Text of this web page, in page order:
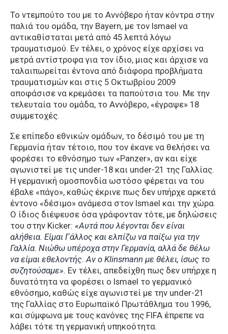
Το ντεμπούτο του με το Αννόβερο ήταν κόντρα στην
παλιά του ομάδα, την Bayern, με τον Ismael να
αντικαθίσταται μετά από 45 λεπτά λόγω
τραυματισμού. Εν τέλει, ο χρόνος είχε αρχίσει να
μετρά αντίστροφα για τον ίδιο, μιας και άρχισε να
ταλαιπωρείται έντονα από διάφορα προβλήματα
τραυματισμών και στις 5 Οκτωβρίου 2009
αποφάσισε να κρεμάσει τα παπούτσια του. Με την
τελευταία του ομάδα, το Αννόβερο, «έγραψε» 18
συμμετοχές.
Σε επίπεδο εθνικών ομάδων, το δέσιμό του με τη
Γερμανία ήταν τέτοιο, που τον έκανε να θελήσει να
φορέσει το εθνόσημο των «Panzer», αν και είχε
αγωνιστεί με τις under-18 και under-21 της Γαλλίας.
Η γερμανική ομοσπονδία ωστόσο φέρεται να του
έβαλε «πάγο», καθώς έκρινε πως δεν υπήρχε αρκετά
έντονο «δέσιμο» ανάμεσα στον Ismael και την χώρα.
Ο ίδιος διέψευσε όσα γράφονταν τότε, με δηλώσεις
του στην Kicker: «Αυτά που λέγονται δεν είναι
αλήθεια. Είμαι Γάλλος και ελπίζω να παίξω για την
Γαλλία. Νιώθω υπέροχα στην Γερμανία, αλλά δε θέλω
να είμαι εθελοντής. Αν ο Klinsmann με θέλει, ίσως το
συζητούσαμε». Εν τέλει, απεδείχθη πως δεν υπήρχε η
δυνατότητα να φορέσει ο Ismael το γερμανικό
εθνόσημο, καθώς είχε αγωνιστεί με την under-21
της Γαλλίας στο Ευρωπαϊκό Πρωτάθλημα του 1996,
και σύμφωνα με τους κανόνες της FIFA έπρεπε να
λάβει τότε τη γερμανική υπηκοότητα.